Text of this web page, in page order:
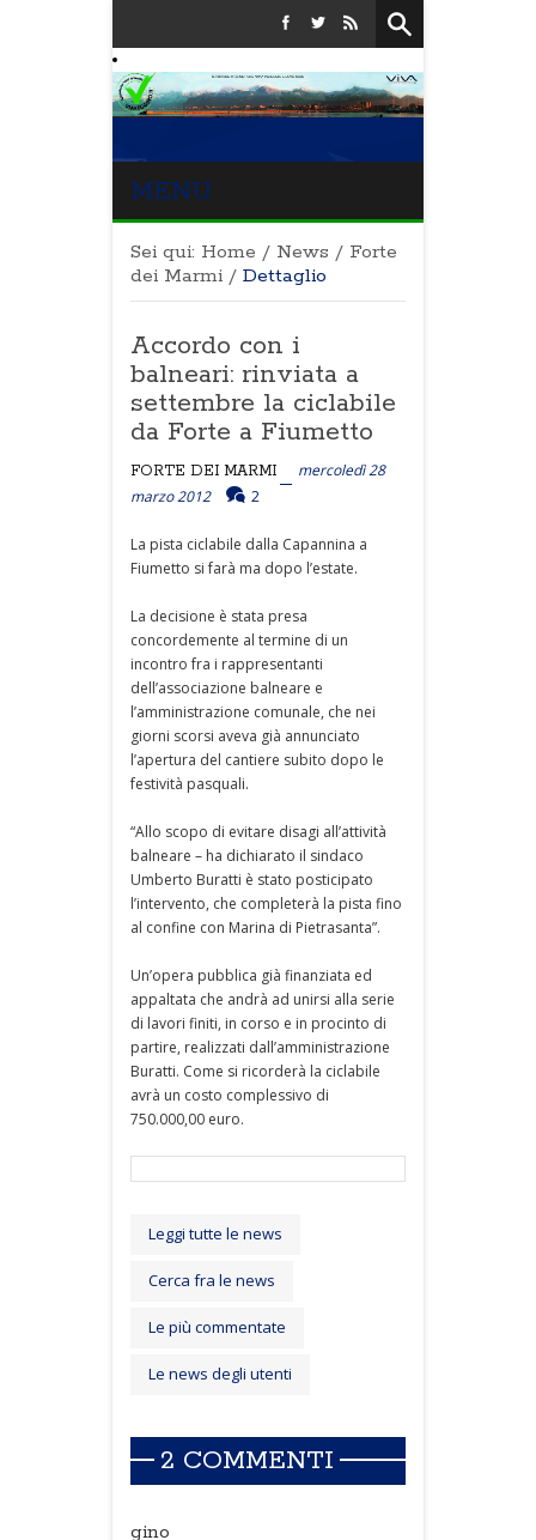
MENU
Sei qui: Home / News / Forte
dei Marmi / Dettaglio
Accordo con i
balneari: rinviata a
settembre la ciclabile
da Forte a Fiumetto
FORTE DEI MARMI
mercoledì 28
marzo 2012
2
La pista ciclabile dalla Capannina a
Fiumetto si farà ma dopo l’estate.
La decisione è stata presa
concordemente al termine di un
incontro fra i rappresentanti
dell’associazione balneare e
l’amministrazione comunale, che nei
giorni scorsi aveva già annunciato
l’apertura del cantiere subito dopo le
festività pasquali.
“Allo scopo di evitare disagi all’attività
balneare – ha dichiarato il sindaco
Umberto Buratti è stato posticipato
l’intervento, che completerà la pista fino
al confine con Marina di Pietrasanta”.
Un’opera pubblica già finanziata ed
appaltata che andrà ad unirsi alla serie
di lavori finiti, in corso e in procinto di
partire, realizzati dall’amministrazione
Buratti. Come si ricorderà la ciclabile
avrà un costo complessivo di
750.000,00 euro.
Leggi tutte le news
Cerca fra le news
Le più commentate
Le news degli utenti
2 COMMENTI
gino